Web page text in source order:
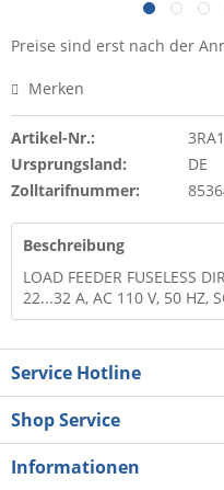
Preise sind erst nach der
Merken
Artikel-Nr.:
Ursprungsland:
DE
Zolltarifnummer:
Beschreibung
LOAD FEEDER FUSELESS
22...32 A, AC 110 V, 50 HZ,
Service Hotline
Shop Service
Informationen